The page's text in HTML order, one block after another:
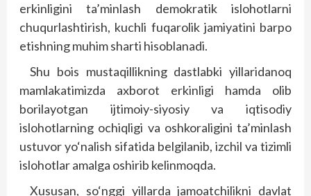
erkinligini ta’minlash demokratik islohotlarni
chuqurlashtirish, kuchli fuqarolik jamiyatini barpo
etishning muhim sharti hisoblanadi.
Shu bois mustaqillikning dastlabki yillaridanoq
mamlakatimizda axborot erkinligi hamda olib
borilayotgan ijtimoiy-siyosiy va iqtisodiy
islohotlarning ochiqligi va oshkoraligini ta’minlash
ustuvor yo‘nalish sifatida belgilanib, izchil va tizimli
islohotlar amalga oshirib kelinmoqda.
Xususan, so‘nggi yillarda jamoatchilikni davlat